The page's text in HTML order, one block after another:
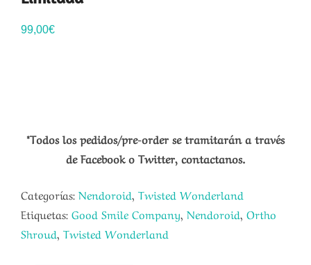
99,00€
*Todos los pedidos/pre-order se tramitarán a través
de Facebook o Twitter, contactanos.
Categorías: Nendoroid, Twisted Wonderland
Etiquetas: Good Smile Company, Nendoroid, Ortho
Shroud, Twisted Wonderland